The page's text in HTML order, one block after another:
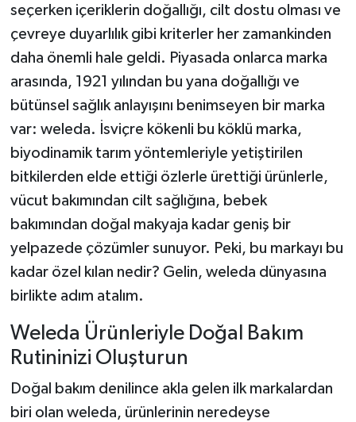
seçerken içeriklerin doğallığı, cilt dostu olması ve
çevreye duyarlılık gibi kriterler her zamankinden
daha önemli hale geldi. Piyasada onlarca marka
arasında, 1921 yılından bu yana doğallığı ve
bütünsel sağlık anlayışını benimseyen bir marka
var: weleda. İsviçre kökenli bu köklü marka,
biyodinamik tarım yöntemleriyle yetiştirilen
bitkilerden elde ettiği özlerle ürettiği ürünlerle,
vücut bakımından cilt sağlığına, bebek
bakımından doğal makyaja kadar geniş bir
yelpazede çözümler sunuyor. Peki, bu markayı bu
kadar özel kılan nedir? Gelin, weleda dünyasına
birlikte adım atalım.
Weleda Ürünleriyle Doğal Bakım
Rutininizi Oluşturun
Doğal bakım denilince akla gelen ilk markalardan
biri olan weleda, ürünlerinin neredeyse